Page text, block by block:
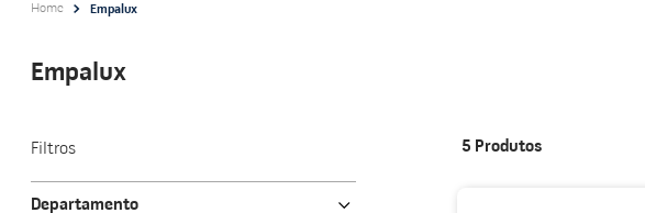
Empalux
Empalux
Filtros
Departamento
5 Produtos